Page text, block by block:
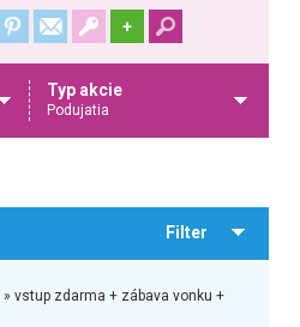
+
Typ akcie
Podujatia
Filter
» vstup zdarma + zábava vonku +